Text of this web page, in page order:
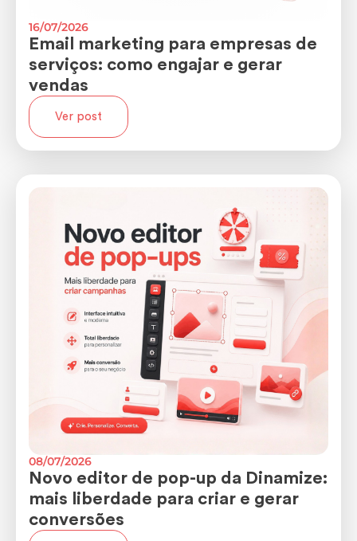
16/07/2026
Email marketing para empresas de
serviços: como engajar e gerar
vendas
Ver post
08/07/2026
Novo editor de pop-up da Dinamize:
mais liberdade para criar e gerar
conversões